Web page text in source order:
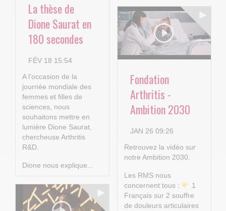
La thèse de
Dione Saurat en
180 secondes
FÉV 18 15:54
A l'occasion de la
journée mondiale des
femmes et filles de
sciences, nous
souhaitons mettre en
lumière Dione Saurat,
chercheuse Arthritis
R&D.
Dione nous explique...
Fondation
Arthritis -
Ambition 2030
JAN 26 09:26
Retrouvez la vidéo sur
notre Ambition 2030.
Les RMS nous
concernent tous :
1
Français sur 2 souffre
de douleurs articulaires